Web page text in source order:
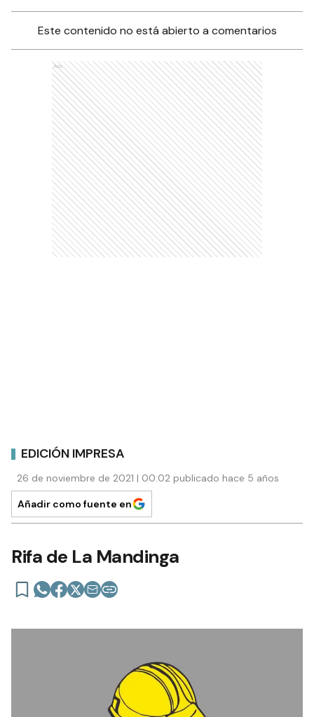
Este contenido no está abierto a comentarios
Ads
EDICIÓN IMPRESA
26 de noviembre de 2021 | 00:02 publicado hace 5 años
Añadir como fuente en
Rifa de La Mandinga